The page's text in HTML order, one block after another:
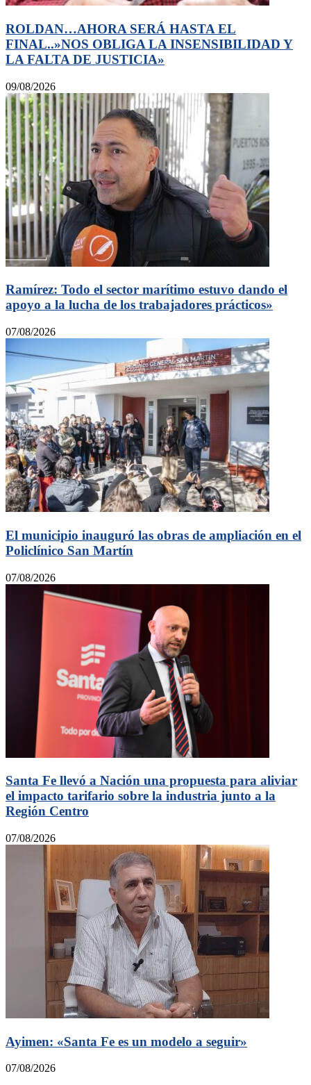
ROLDAN…AHORA SERÁ HASTA EL
FINAL..»NOS OBLIGA LA INSENSIBILIDAD Y
LA FALTA DE JUSTICIA»
09/08/2026
Ramírez: Todo el sector marítimo estuvo dando el
apoyo a la lucha de los trabajadores prácticos»
07/08/2026
El municipio inauguró las obras de ampliación en el
Policlínico San Martín
07/08/2026
Santa Fe llevó a Nación una propuesta para aliviar
el impacto tarifario sobre la industria junto a la
Región Centro
07/08/2026
Ayimen: «Santa Fe es un modelo a seguir»
07/08/2026